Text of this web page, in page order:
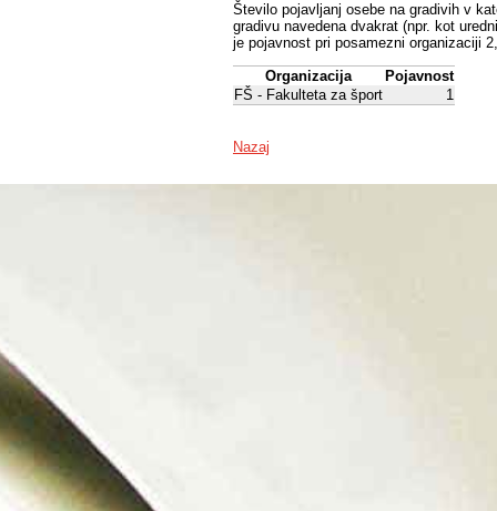
Število pojavljanj osebe na gradivih v
gradivu navedena dvakrat (npr. kot
je pojavnost pri posamezni organizaciji
Organizacija
Pojavnost
FŠ - Fakulteta za šport
1
Nazaj